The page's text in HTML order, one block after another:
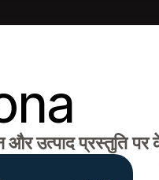
उत्पाद प्रस्तुति पर